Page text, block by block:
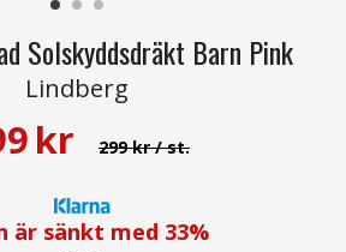
Solskyddsdräkt Barn Pink
Lindberg
kr 299 kr/ st.
är sänkt med 33%